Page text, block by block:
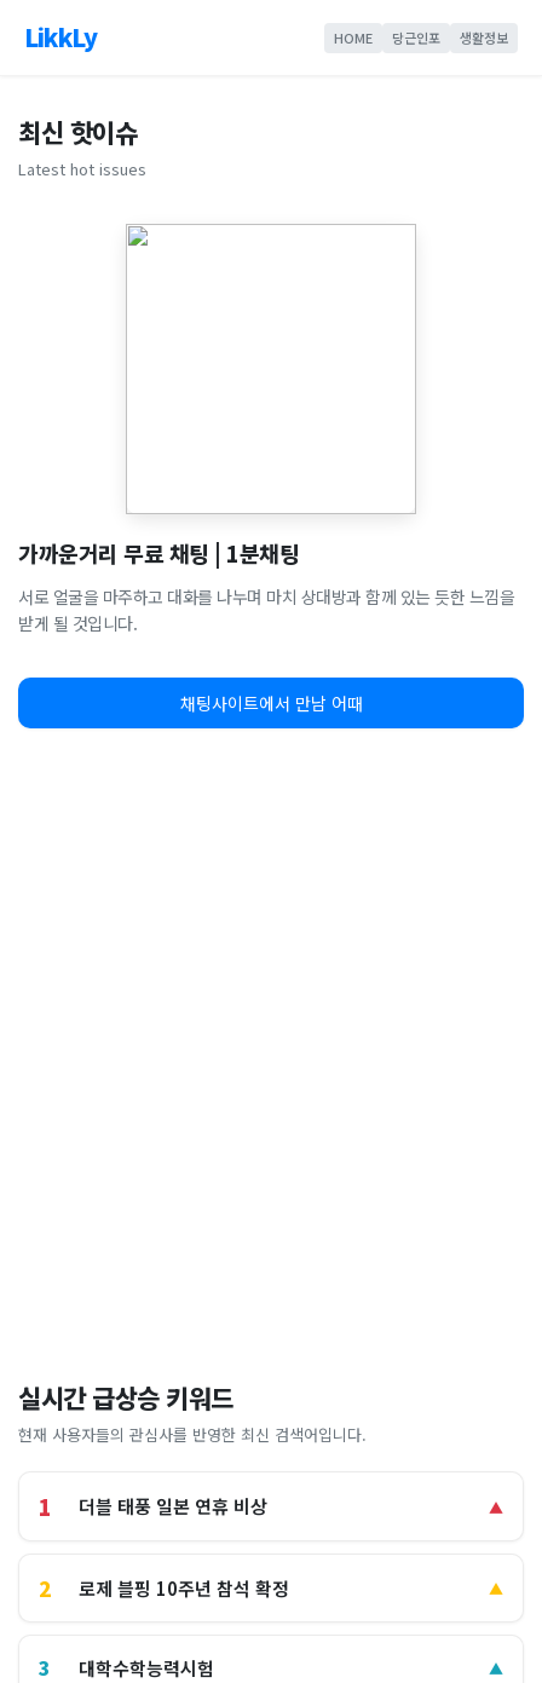
LikkLy HOME 당근인포 생활정보
최신 핫이슈
Latest hot issues
가까운거리 무료 채팅 | 1분채팅
서로 얼굴을 마주하고 대화를 나누며 마치 상대방과 함께 있는 듯한 느낌을
받게 될 것입니다.
채팅사이트에서 만남 어때
실시간 급상승 키워드
현재 사용자들의 관심사를 반영한 최신 검색어입니다.
1 더블 태풍 일본 연휴 비상 ▲
2 로제 블핑 10주년 참석 확정 ▲
3 대학수학능력시험 ▲